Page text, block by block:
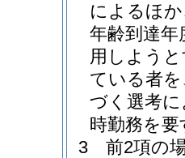
によるほ
年齢到達
用しよう
ている者
づく選考
時勤務を
3
前2項の